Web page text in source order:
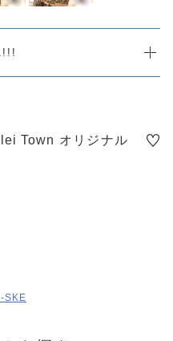
づく表記
Town オリジナル
SKE